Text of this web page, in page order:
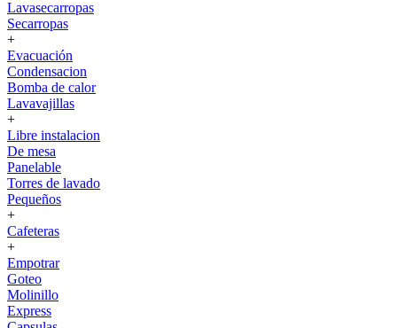
Lavasecarropas
Secarropas
+
Evacuación
Condensacion
Bomba de calor
Lavavajillas
+
Libre instalacion
De mesa
Panelable
Torres de lavado
Pequeños
+
Cafeteras
+
Empotrar
Goteo
Molinillo
Express